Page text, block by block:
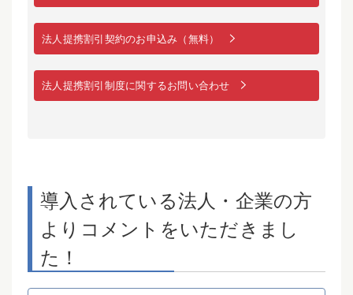
法人提携割引契約のお申込み（無料）
法人提携割引制度に関するお問い合わせ
導入されている法人・企業の方
よりコメントをいただきまし
た！